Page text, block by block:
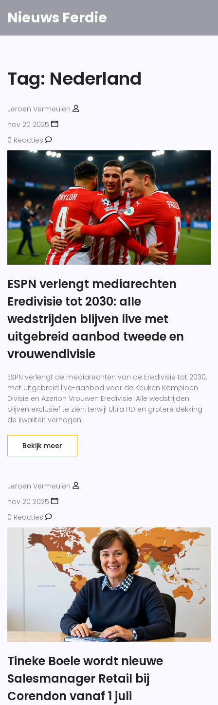
Nieuws Ferdie
Tag: Nederland
Jeroen Vermeulen
nov 20 2025
0 Reacties
ESPN verlengt mediarechten
Eredivisie tot 2030: alle
wedstrijden blijven live met
uitgebreid aanbod tweede en
vrouwendivisie
ESPN verlengt de mediarechten van de Eredivisie tot 2030,
met uitgebreid live-aanbod voor de Keuken Kampioen
Divisie en Azerion Vrouwen Eredivisie. Alle wedstrijden
blijven exclusief te zien, terwijl Ultra HD en grotere dekking
de kwaliteit verhogen.
Bekijk meer
Jeroen Vermeulen
nov 20 2025
0 Reacties
Tineke Boele wordt nieuwe
Salesmanager Retail bij
Corendon vanaf 1 juli